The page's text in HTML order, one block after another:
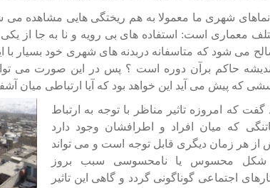
شهری ما معمولا به هم ریختگی هایی مشاهده می
معماری است: استفاده های بی رویه و نا به جا از
می شود که متاسفانه دربدنه های شهری خود بسیار با
حاکم برآن دوره است ؟ پس در این صورت می
که پیش می آید این خواهد بود که آیا ارتباطی میان
گفت که امروزه تاثیر مناظر با توجه به ارتباط
که میان افراد و اطرافشان وجود دارد
از هر زمان دیگری قابل توجه است و می تواند
شکل محسوس یا نامحسوسی سبب بروز
اجتماعی گوناگونی گردد و گاهی این تاثیر